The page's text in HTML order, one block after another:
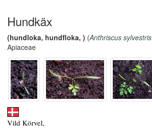
Hundkäx
(hundloka, hundfloka, ) (Anthriscus sylvestris
Apiaceae
Vild Körvel,